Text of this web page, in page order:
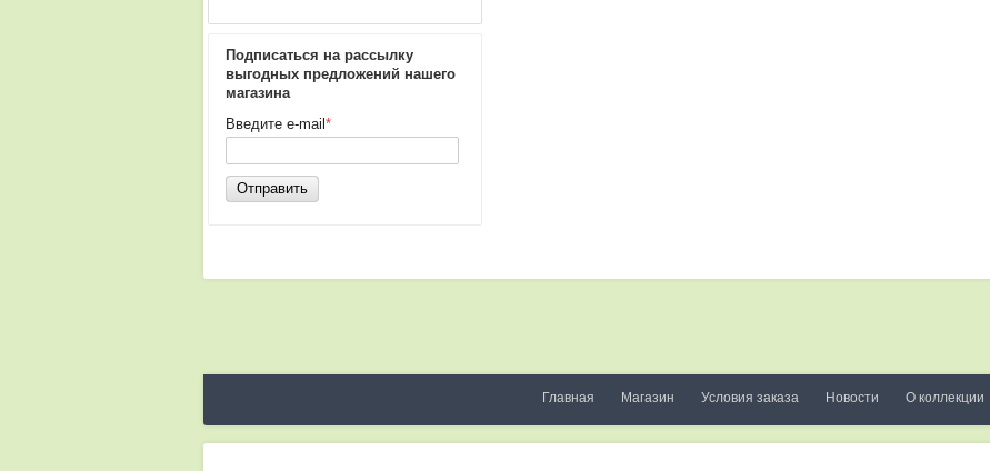
Подписаться на рассылку
выгодных предложений нашего
магазина
Введите e-mail *
Отправить
Главная Магазин Условия заказа Новости О коллекции